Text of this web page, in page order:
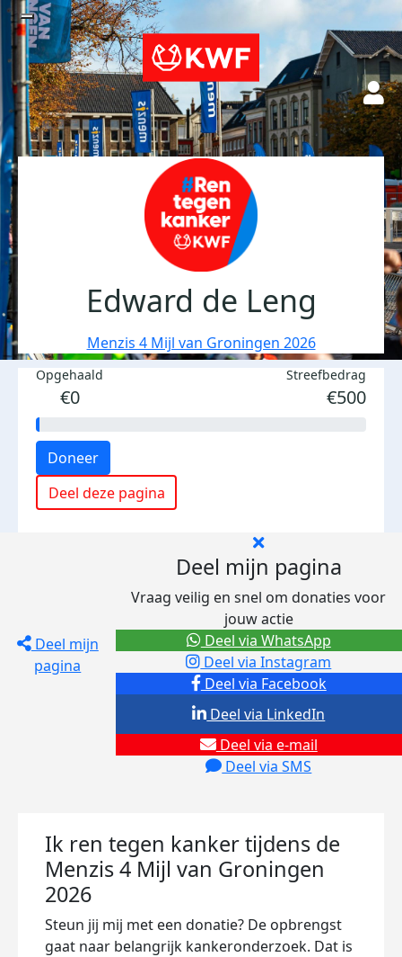
Edward de Leng
Menzis 4 Mijl van Groningen 2026
Opgehaald
€0
Streefbedrag
€500
Doneer
Deel deze pagina
Deel mijn
pagina
Deel mijn pagina
Vraag veilig en snel om donaties voor
jouw actie
Deel via Facebook
Deel via Instagram
Deel via e-mail
Deel via SMS
Deel via LinkedIn
Deel via WhatsApp
Ik ren tegen kanker tijdens de
Menzis 4 Mijl van Groningen
2026
Steun jij mij met een donatie? De opbrengst
gaat naar belangrijk kankeronderzoek. Dat is